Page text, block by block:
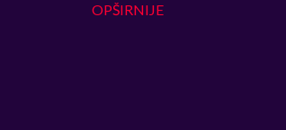
OPŠIRNIJE